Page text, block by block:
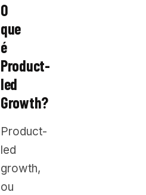
O
que
é
Product-
led
Growth?
Product-
led
growth,
ou